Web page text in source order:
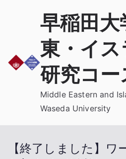
早稲田大
東・イ
研究コー
Middle Eastern and
Waseda University
【終了しました】ワ